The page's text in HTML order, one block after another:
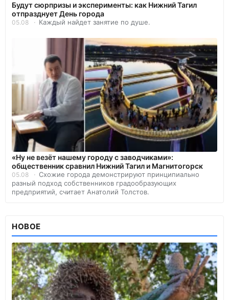
Будут сюрпризы и эксперименты: как Нижний Тагил
отпразднует День города
05.08 Каждый найдет занятие по душе.
«Ну не везёт нашему городу с заводчиками»:
общественник сравнил Нижний Тагил и Магнитогорск
05.08
Схожие города демонстрируют принципиально
разный подход собственников градообразующих
предприятий, считает Анатолий Толстов.
НОВОЕ